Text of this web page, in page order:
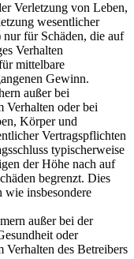
Verletzung von Leben,
wesentlicher
für Schäden, die auf
Verhalten
mittelbare
Gewinn.
außer bei
Verhalten oder bei
Körper und
Vertragspflichten
typischerweise
der Höhe nach auf
begrenzt. Dies
wie insbesondere
außer bei der
oder
Verhalten des Betreibers